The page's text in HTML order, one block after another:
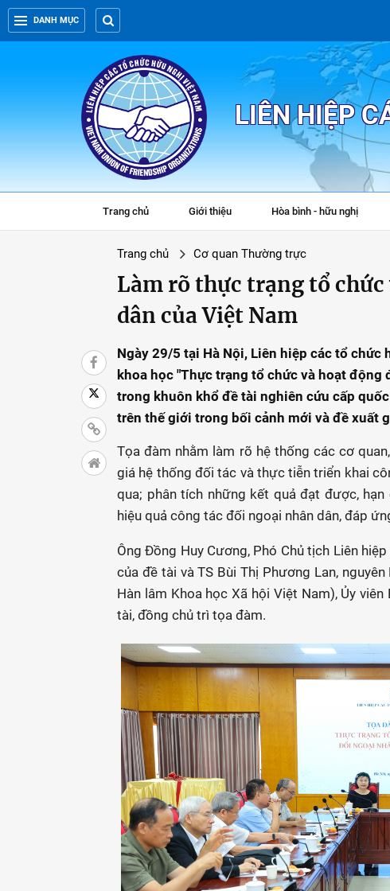
DANH MỤC
LIÊN HIỆP
Trang chủ Giới thiệu Hòa bình - hữu nghị
Trang chủ Cơ quan Thường trực
Làm rõ thực trạng tổ
dân của Việt Nam
Ngày 29/5 tại Hà Nội, Liên hiệp các tổ
khoa học "Thực trạng tổ chức và hoạt động
trong khuôn khổ đề tài nghiên cứu cấp
trên thế giới trong bối cảnh mới và đề xuất
Tọa đàm nhằm làm rõ hệ thống các cơ
giá hệ thống đối tác và thực tiễn triển khai
qua; phân tích những kết quả đạt được,
hiệu quả công tác đối ngoại nhân dân, đáp
Ông Đồng Huy Cương, Phó Chủ tịch Liên
của đề tài và TS Bùi Thị Phương Lan,
Hàn lâm Khoa học Xã hội Việt Nam), Ủy
tài, đồng chủ trì tọa đàm.